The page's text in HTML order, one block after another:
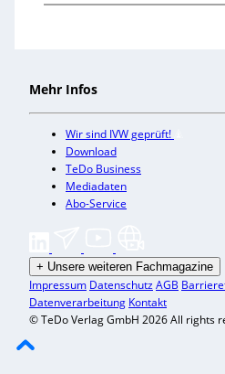
Mehr Infos
Wir sind IVW geprüft!
Download
TeDo Business
Mediadaten
Abo-Service
+ Unsere weiteren Fachmagazine
Impressum DatenschutzAGB
Datenverarbeitung Kontakt
© TeDo Verlag GmbH 2026 All rights